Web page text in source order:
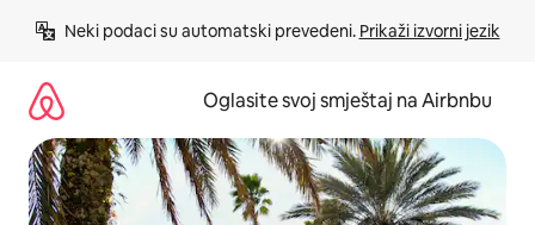
Neki podaci su automatski prevedeni. Prikaži izvorni jezik
Oglasite svoj smještaj na Airbnbu